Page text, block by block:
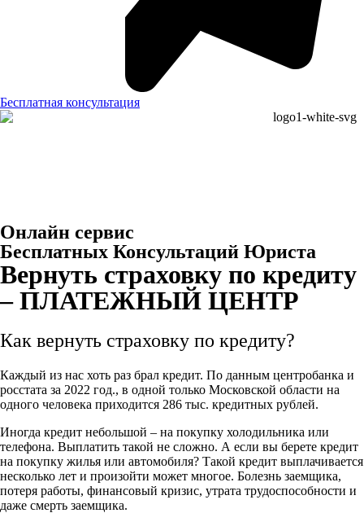
Бесплатная консультация
Онлайн сервис
Бесплатных Консультаций Юриста
Вернуть страховку по кредиту
– ПЛАТЕЖНЫЙ ЦЕНТР
Как вернуть страховку по кредиту?
Каждый из нас хоть раз брал кредит. По данным центробанка и
росстата за 2022 год., в одной только Московской области на
одного человека приходится 286 тыс. кредитных рублей.
Иногда кредит небольшой – на покупку холодильника или
телефона. Выплатить такой не сложно. А если вы берете кредит
на покупку жилья или автомобиля? Такой кредит выплачивается
несколько лет и произойти может многое. Болезнь заемщика,
потеря работы, финансовый кризис, утрата трудоспособности и
даже смерть заемщика.